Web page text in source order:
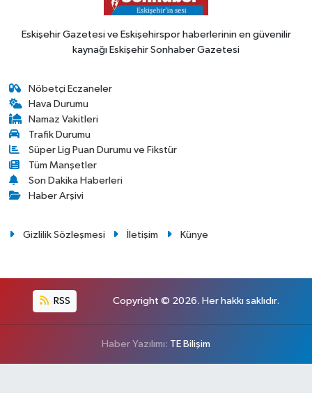
Eskişehir Gazetesi ve Eskişehirspor haberlerinin en güvenilir
kaynağı Eskişehir Sonhaber Gazetesi
Nöbetçi Eczaneler
Hava Durumu
Namaz Vakitleri
Trafik Durumu
Süper Lig Puan Durumu ve Fikstür
Tüm Manşetler
Son Dakika Haberleri
Haber Arşivi
Gizlilik Sözleşmesi İletişim Künye
RSS Copyright © 2026. Her hakkı saklıdır.
Haber Yazılımı: TE Bilişim